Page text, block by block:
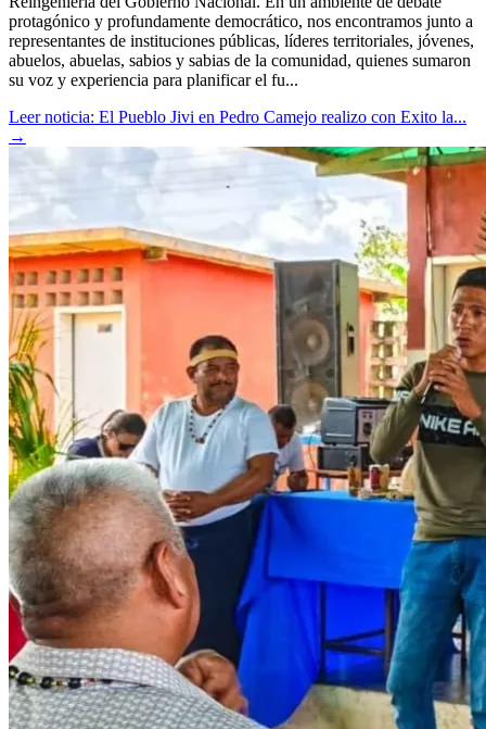
protagónico y profundamente democrático, nos encontramos junto a
representantes de instituciones públicas, líderes territoriales, jóvenes,
abuelos, abuelas, sabios y sabias de la comunidad, quienes sumaron
su voz y experiencia para planificar el fu...
Leer noticia: El Pueblo Jivi en Pedro Camejo realizo con Exito la...
→